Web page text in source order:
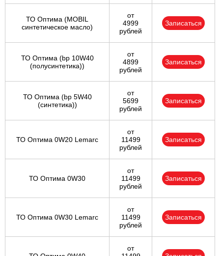
ТО Оптима (MOBIL
синтетическое масло)
от
4999
рублей
Записаться
ТО Оптима (bp 10W40
(полусинтетика))
от
4899
рублей
Записаться
ТО Оптима (bp 5W40
(синтетика))
от
5699
рублей
Записаться
ТО Оптима 0W20 Lemarc
от
11499
рублей
Записаться
ТО Оптима 0W30
от
11499
рублей
Записаться
ТО Оптима 0W30 Lemarc
от
11499
рублей
Записаться
от